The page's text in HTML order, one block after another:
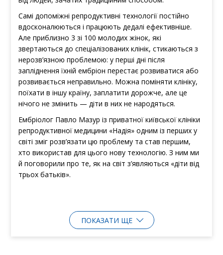
Самі допоміжні репродуктивні технології постійно
вдосконалюються і працюють дедалі ефективніше.
Але приблизно 3 зі 100 молодих жінок, які
звертаються до спеціалізованих клінік, стикаються з
нерозв’язною проблемою: у перші дні після
запліднення їхній ембріон перестає розвиватися або
розвивається неправильно. Можна поміняти клініку,
поїхати в іншу країну, заплатити дорожче, але це
нічого не змінить — діти в них не народяться.
Ембріолог Павло Мазур із приватної київської клініки
репродуктивної медицини «Надія» одним із перших у
світі зміг розв’язати цю проблему та став першим,
хто використав для цього нову технологію. З ним ми
й поговорили про те, як на світ з’являються «діти від
трьох батьків».
ПОКАЗАТИ ЩЕ